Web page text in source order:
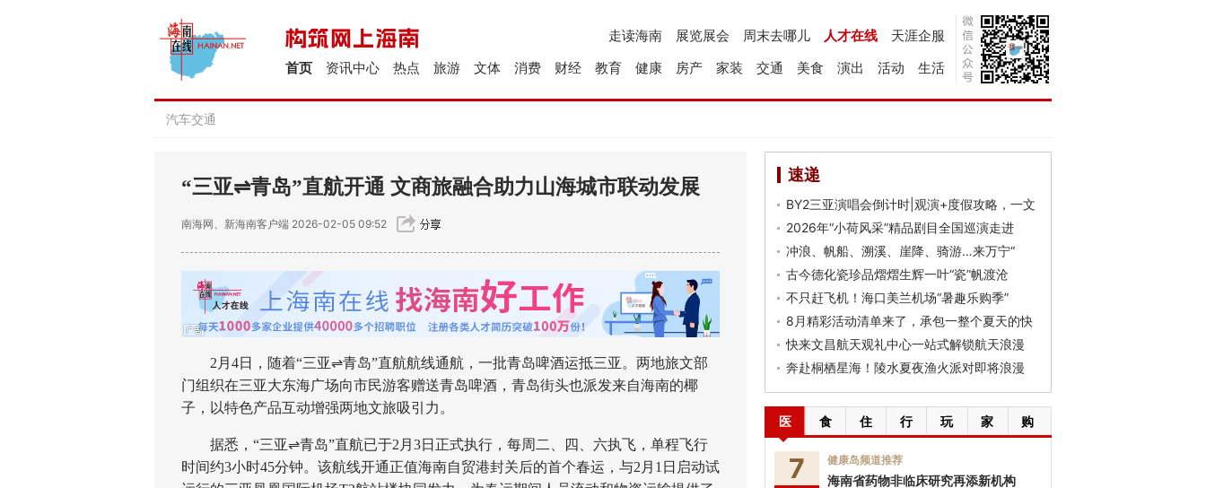
天涯企服
人才在线
周末去哪儿
展览展会
走读海南
生活
活动
演出
美食
交通
家装
房产
健康
教育
财经
消费
文体
旅游
热点
资讯中心
首页
汽车交通
“三亚⇌青岛”直航开通 文商旅融合助力山海城市联动发展
南海网、新海南客户端 2026-02-05 09:52
2月4日，随着“三亚⇌青岛”直航航线通航，一批青岛啤酒运抵三亚。两地旅文部
门组织在三亚大东海广场向市民游客赠送青岛啤酒，青岛街头也派发来自海南的椰
子，以特色产品互动增强两地文旅吸引力。
据悉，“三亚⇌青岛”直航已于2月3日正式执行，每周二、四、六执飞，单程飞行
时间约3小时45分钟。该航线开通正值海南自贸港封关后的首个春运，与2月1日启动试
速递
BY2三亚演唱会倒计时|观演+度假攻略，一文
2026年“小荷风采”精品剧目全国巡演走进
冲浪、帆船、溯溪、崖降、骑游…来万宁“
古今德化瓷珍品熠熠生辉一叶“瓷”帆渡沧
不只赶飞机！海口美兰机场“暑趣乐购季”
8月精彩活动清单来了，承包一整个夏天的快
快来文昌航天观礼中心一站式解锁航天浪漫
奔赴桐栖星海！陵水夏夜渔火派对即将浪漫
医 食 住 行 玩 家 购
7 健康岛频道推荐
海南省药物非临床研究再添新机构